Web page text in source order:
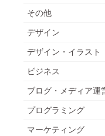
その他
デザイン
デザイン・イラスト
ビジネス
ブログ・メディア運
プログラミング
マーケティング